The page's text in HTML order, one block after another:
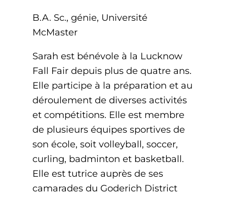
B.A. Sc., génie, Université
McMaster
Sarah est bénévole à la Lucknow
Fall Fair depuis plus de quatre ans.
Elle participe à la préparation et au
déroulement de diverses activités
et compétitions. Elle est membre
de plusieurs équipes sportives de
son école, soit volleyball, soccer,
curling, badminton et basketball.
Elle est tutrice auprès de ses
camarades du Goderich District